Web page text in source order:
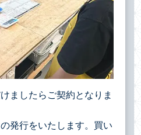
ましたらご契約となりま
発行をいたします。買い